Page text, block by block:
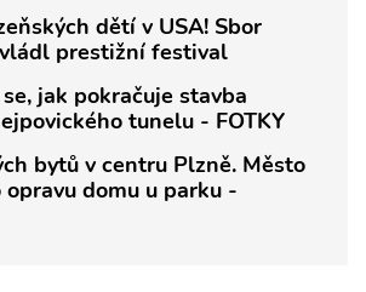
dětí v USA! Sbor
prestižní festival
jak pokračuje stavba
tunelu - FOTKY
bytů v centru Plzně. Město
domu u parku -